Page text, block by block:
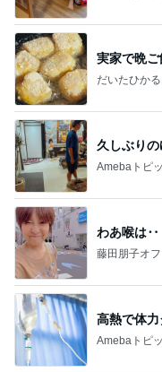
実家で晩ご
だいたひか
久しぶり
Amebaトピ
わあ喉は‥
藤田朋子オ
高熱で体
Amebaトピ